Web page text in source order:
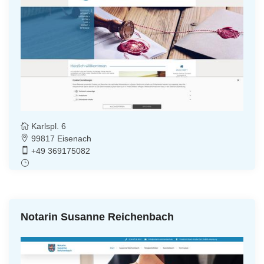
Karlspl. 6
99817 Eisenach
+49 369175082
Notarin Susanne Reichenbach